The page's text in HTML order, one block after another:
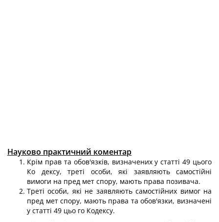
Науково практичний коментар
Крім прав та обов'язків, визначених у статті 49 цього
Ко дексу, треті особи, які заявляють самостійні
вимоги на пред мет спору, мають права позивача.
Треті особи, які не заявляють самостійних вимог на
пред мет спору, мають права та обов'язки, визначені
у статті 49 цьо го Кодексу.